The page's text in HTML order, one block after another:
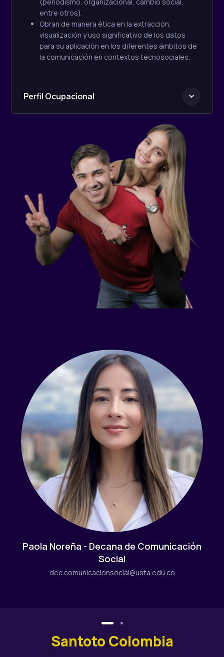
(periodismo, organizacional, cambio social,
entre otros).
Obran de manera ética en la extracción,
visualización y uso significativo de los datos
para su aplicación en los diferentes ámbitos de
la comunicación en contextos tecnosociales.
Perfil Ocupacional
Paola Noreña - Decana de Comunicación
Social
dec.comunicacionsocial@usta.edu.co
Santoto Colombia